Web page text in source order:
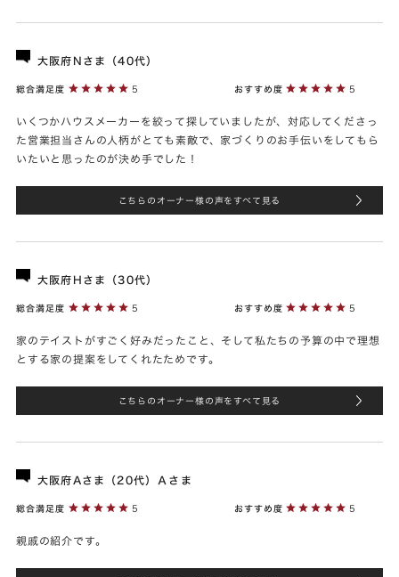
大阪府Nさま（40代）
総合満足度 5 おすすめ度 5
いくつかハウスメーカーを絞って探していましたが、対応してくださっ
た営業担当さんの人柄がとても素敵で、家づくりのお手伝いをしてもら
いたいと思ったのが決め手でした！
こちらのオーナー様の声をすべて見る
大阪府Hさま（30代）
総合満足度 5 おすすめ度 5
家のテイストがすごく好みだったこと、そして私たちの予算の中で理想
とする家の提案をしてくれたためです。
こちらのオーナー様の声をすべて見る
大阪府Aさま（20代）Ａさま
総合満足度 5 おすすめ度 5
親戚の紹介です。